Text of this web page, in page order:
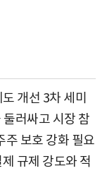
개선 3차 세미
러싸고 시장 참
주 보호 강화 필요
규제 강도와 적